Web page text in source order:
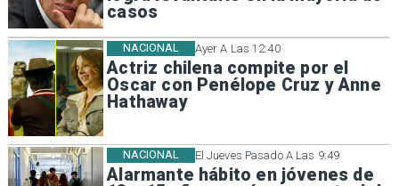
casos
Ayer A Las 12:40
Actriz chilena compite por el
Oscar con Penélope Cruz y Anne
Hathaway
NACIONAL
El Jueves Pasado A Las 9:49
Alarmante hábito en jóvenes de
NACIONAL